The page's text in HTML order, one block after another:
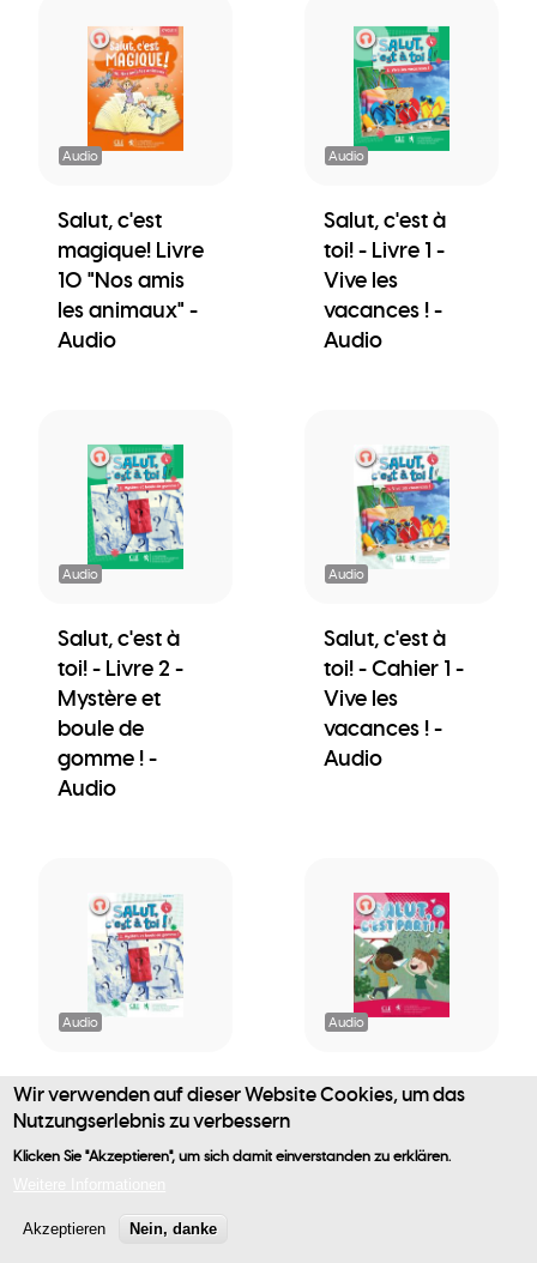
Benutzermenü
Audio
Salut, c'est
magique! Livre
10 "Nos amis
les animaux" -
Audio
Audio
Salut, c'est à
toi! - Livre 1 -
Vive les
vacances ! -
Audio
Audio
Salut, c'est à
toi! - Livre 2 -
Mystère et
boule de
gomme ! -
Audio
Audio
Salut, c'est à
toi! - Cahier 1 -
Vive les
vacances ! -
Audio
Audio
Salut, c'est à
toi! - Cahier 2 -
Mystère et
Audio
Audio
Salut, c'est parti
l'élève - Audio
Wir verwenden auf dieser Website Cookies, um das
Nutzungserlebnis zu verbessern
Klicken Sie "Akzeptieren", um sich damit einverstanden zu erklären.
Akzeptieren Nein, danke